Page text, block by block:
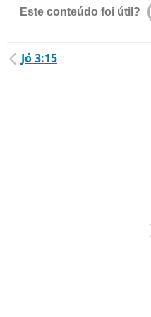
Este conteúdo foi útil?
Jó 3:15